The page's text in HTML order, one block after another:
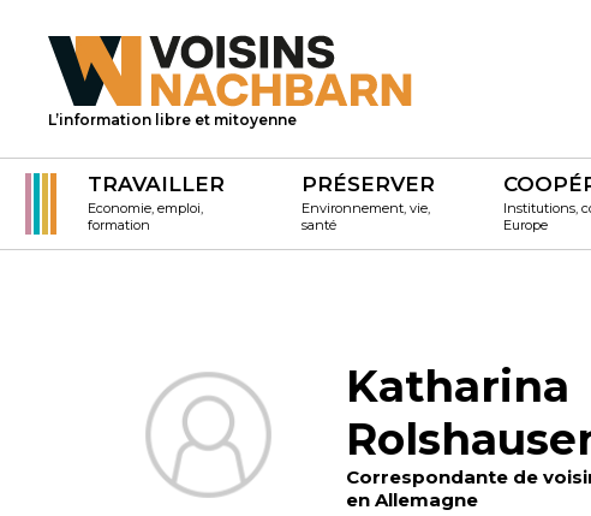
L’information libre et mitoyenne
TRAVAILLER
Economie, emploi,
formation
PRÉSERVER
Environnement, vie,
santé
Institutions,
Europe
Katharina
Correspondante de
en Allemagne